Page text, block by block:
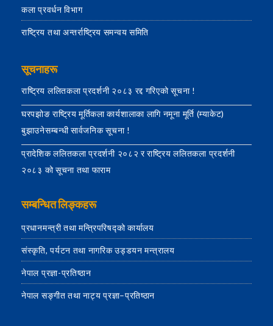
कला प्रवर्धन विभाग
राष्ट्रिय तथा अन्तर्राष्ट्रिय समन्वय समिति
सूचनाहरू
राष्ट्रिय ललितकला प्रदर्शनी २०८३ रद्द गरिएको सूचना !
घरपझोङ राष्ट्रिय मूर्तिकला कार्यशालाका लागि नमूना मूर्ति (म्याकेट)
बुझाउनेसम्बन्धी सार्वजनिक सूचना !
प्रादेशिक ललितकला प्रदर्शनी २०८२ र राष्ट्रिय ललितकला प्रदर्शनी
२०८३ को सूचना तथा फाराम
सम्बन्धित लिङ्कहरू
प्रधानमन्त्री तथा मन्त्रिपरिषद्को कार्यालय
संस्कृति, पर्यटन तथा नागरिक उड्डयन मन्त्रालय
नेपाल प्रज्ञा-प्रतिष्ठान
नेपाल सङ्गीत तथा नाट्य प्रज्ञा–प्रतिष्ठान